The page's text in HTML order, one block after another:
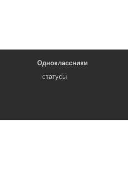
Одноклассники
статусы